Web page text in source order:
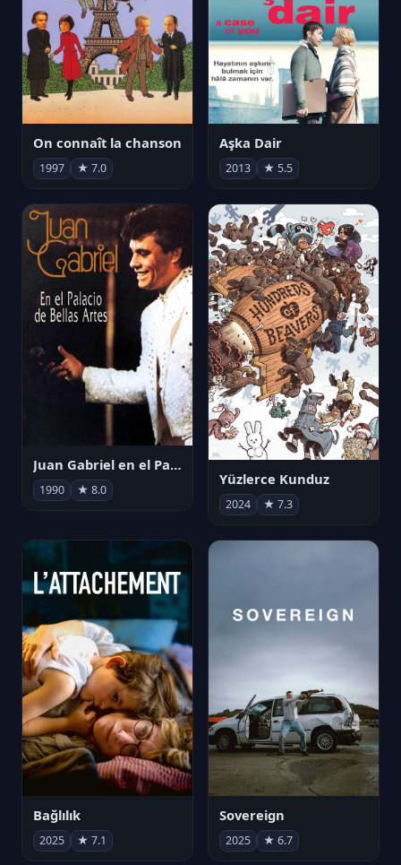
On connaît la chanson
1997 ★ 7.0
Aşka Dair
2013 ★ 5.5
Juan Gabriel en el Palacio de Bellas Artes
1990 ★ 8.0
Yüzlerce Kunduz
2024 ★ 7.3
Bağlılık
2025 ★ 7.1
Sovereign
2025 ★ 6.7